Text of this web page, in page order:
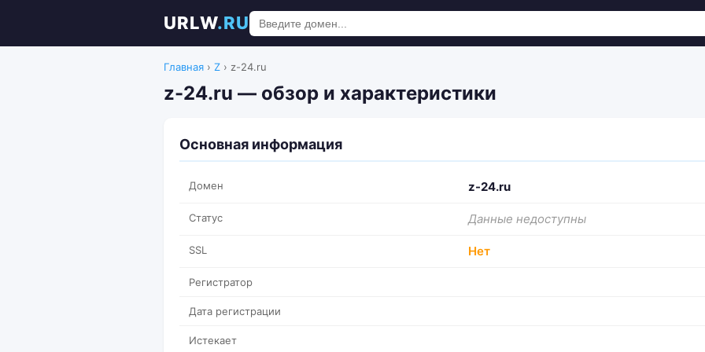
URLW.RU
Главная › Z › z-24.ru
z-24.ru — обзор и характеристики
Основная информация
Домен z-24.ru
Статус Данные недоступны
SSL Нет
Регистратор
Дата регистрации
Истекает